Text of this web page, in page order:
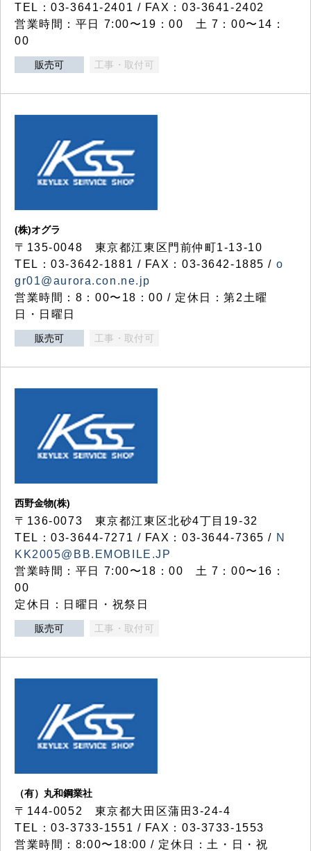
TEL：03-3641-2401 / FAX：03-3641-2402
営業時間：平日 7:00〜19：00 土 7：00〜14：
00
販売可 工事・取付可
(株)オグラ
〒135-0048 東京都江東区門前仲町1-13-10
TEL：03-3642-1881 / FAX：03-3642-1885 / o
gr01@aurora.con.ne.jp
営業時間：8：00〜18：00 / 定休日：第2土曜
日・日曜日
販売可 工事・取付可
西野金物(株)
〒136-0073 東京都江東区北砂4丁目19-32
TEL：03‐3644‐7271 / FAX：03-3644-7365 / N
KK2005@BB.EMOBILE.JP
営業時間：平日 7:00〜18：00 土 7：00〜16：
00
定休日：日曜日・祝祭日
販売可 工事・取付可
（有）丸和鋼業社
〒144-0052 東京都大田区蒲田3-24-4
TEL：03-3733-1551 / FAX：03-3733-1553
営業時間：8:00〜18:00 / 定休日：土・日・祝